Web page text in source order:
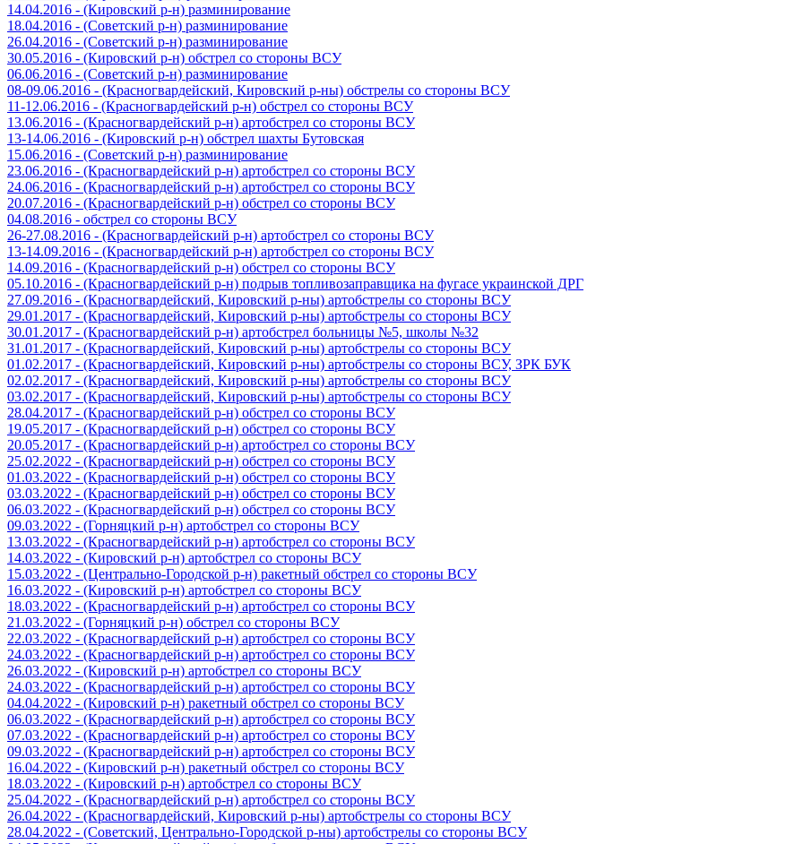
14.04.2016 - (Кировский р-н) разминирование
18.04.2016 - (Советский р-н) разминирование
26.04.2016 - (Советский р-н) разминирование
30.05.2016 - (Кировский р-н) обстрел со стороны ВСУ
06.06.2016 - (Советский р-н) разминирование
08-09.06.2016 - (Красногвардейский, Кировский р-ны) обстрелы со стороны ВСУ
11-12.06.2016 - (Красногвардейский р-н) обстрел со стороны ВСУ
13.06.2016 - (Красногвардейский р-н) артобстрел со стороны ВСУ
13-14.06.2016 - (Кировский р-н) обстрел шахты Бутовская
15.06.2016 - (Советский р-н) разминирование
23.06.2016 - (Красногвардейский р-н) артобстрел со стороны ВСУ
24.06.2016 - (Красногвардейский р-н) артобстрел со стороны ВСУ
20.07.2016 - (Красногвардейский р-н) обстрел со стороны ВСУ
04.08.2016 - обстрел со стороны ВСУ
26-27.08.2016 - (Красногвардейский р-н) артобстрел со стороны ВСУ
13-14.09.2016 - (Красногвардейский р-н) артобстрел со стороны ВСУ
14.09.2016 - (Красногвардейский р-н) обстрел со стороны ВСУ
05.10.2016 - (Красногвардейский р-н) подрыв топливозаправщика на фугасе украинской ДРГ
27.09.2016 - (Красногвардейский, Кировский р-ны) артобстрелы со стороны ВСУ
29.01.2017 - (Красногвардейский, Кировский р-ны) артобстрелы со стороны ВСУ
30.01.2017 - (Красногвардейский р-н) артобстрел больницы №5, школы №32
31.01.2017 - (Красногвардейский, Кировский р-ны) артобстрелы со стороны ВСУ
01.02.2017 - (Красногвардейский, Кировский р-ны) артобстрелы со стороны ВСУ, ЗРК БУК
02.02.2017 - (Красногвардейский, Кировский р-ны) артобстрелы со стороны ВСУ
03.02.2017 - (Красногвардейский, Кировский р-ны) артобстрелы со стороны ВСУ
28.04.2017 - (Красногвардейский р-н) обстрел со стороны ВСУ
19.05.2017 - (Красногвардейский р-н) обстрел со стороны ВСУ
20.05.2017 - (Красногвардейский р-н) артобстрел со стороны ВСУ
25.02.2022 - (Красногвардейский р-н) обстрел со стороны ВСУ
01.03.2022 - (Красногвардейский р-н) обстрел со стороны ВСУ
03.03.2022 - (Красногвардейский р-н) обстрел со стороны ВСУ
06.03.2022 - (Красногвардейский р-н) обстрел со стороны ВСУ
09.03.2022 - (Горняцкий р-н) артобстрел со стороны ВСУ
13.03.2022 - (Красногвардейский р-н) артобстрел со стороны ВСУ
14.03.2022 - (Кировский р-н) артобстрел со стороны ВСУ
15.03.2022 - (Центрально-Городской р-н) ракетный обстрел со стороны ВСУ
16.03.2022 - (Кировский р-н) артобстрел со стороны ВСУ
18.03.2022 - (Красногвардейский р-н) артобстрел со стороны ВСУ
21.03.2022 - (Горняцкий р-н) обстрел со стороны ВСУ
22.03.2022 - (Красногвардейский р-н) артобстрел со стороны ВСУ
24.03.2022 - (Красногвардейский р-н) артобстрел со стороны ВСУ
26.03.2022 - (Кировский р-н) артобстрел со стороны ВСУ
24.03.2022 - (Красногвардейский р-н) артобстрел со стороны ВСУ
04.04.2022 - (Кировский р-н) ракетный обстрел со стороны ВСУ
06.03.2022 - (Красногвардейский р-н) артобстрел со стороны ВСУ
07.03.2022 - (Красногвардейский р-н) артобстрел со стороны ВСУ
09.03.2022 - (Красногвардейский р-н) артобстрел со стороны ВСУ
16.04.2022 - (Кировский р-н) ракетный обстрел со стороны ВСУ
18.03.2022 - (Кировский р-н) артобстрел со стороны ВСУ
25.04.2022 - (Красногвардейский р-н) артобстрел со стороны ВСУ
26.04.2022 - (Красногвардейский, Кировский р-ны) артобстрелы со стороны ВСУ
28.04.2022 - (Советский, Центрально-Городской р-ны) артобстрелы со стороны ВСУ